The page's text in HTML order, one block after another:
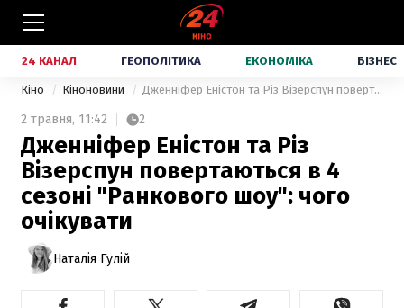
24 КАНАЛ ГЕОПОЛІТИКА ЕКОНОМІКА БІЗНЕС
Кіно Кіноновини Дженніфер Еністон та Різ Візерспун повертаються в 4 сезоні "Ранкового шоу": чого очікувати
2 травня, 11:42 2
Дженніфер Еністон та Різ
Візерспун повертаються в 4
сезоні "Ранкового шоу": чого
очікувати
Наталія Гулій